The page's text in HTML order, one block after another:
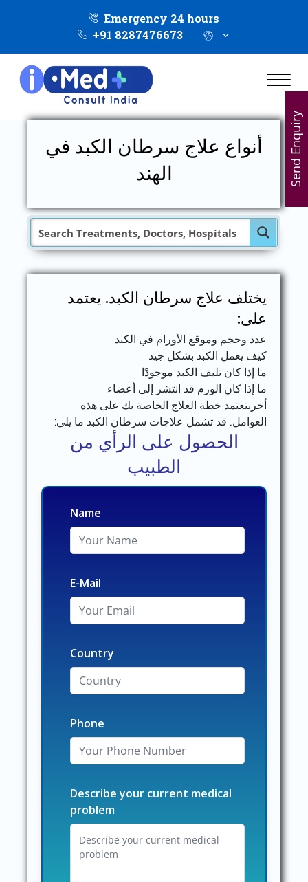
Emergency 24 hours
+91 8287476673
أنواع علاج سرطان الكبد في
الهند
يختلف علاج سرطان الكبد. يعتمد
على:
عدد وحجم وموقع الأورام في الكبد
كيف يعمل الكبد بشكل جيد
ما إذا كان تليف الكبد موجودًا
ما إذا كان الورم قد انتشر إلى أعضاء
أخرىتعتمد خطة العلاج الخاصة بك على هذه
العوامل. قد تشمل علاجات سرطان الكبد ما يلي:
الحصول على الرأي من
الطبيب
Name
E-Mail
Country
Phone
Describe your current medical
problem
Send Enquiry